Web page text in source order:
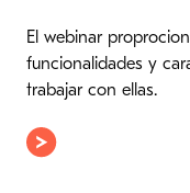
El webinar
funcionalidades y
trabajar con ellas.